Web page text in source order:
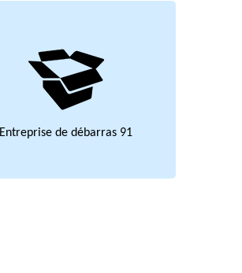
Entreprise de débarras 91